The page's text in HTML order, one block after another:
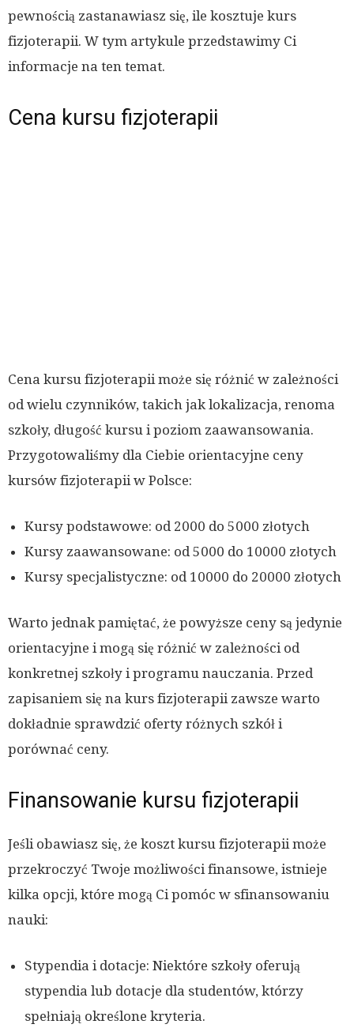
pewnością zastanawiasz się, ile kosztuje kurs
fizjoterapii. W tym artykule przedstawimy Ci
informacje na ten temat.
Cena kursu fizjoterapii
Cena kursu fizjoterapii może się różnić w zależności
od wielu czynników, takich jak lokalizacja, renoma
szkoły, długość kursu i poziom zaawansowania.
Przygotowaliśmy dla Ciebie orientacyjne ceny
kursów fizjoterapii w Polsce:
Kursy podstawowe: od 2000 do 5000 złotych
Kursy zaawansowane: od 5000 do 10000 złotych
Kursy specjalistyczne: od 10000 do 20000 złotych
Warto jednak pamiętać, że powyższe ceny są jedynie
orientacyjne i mogą się różnić w zależności od
konkretnej szkoły i programu nauczania. Przed
zapisaniem się na kurs fizjoterapii zawsze warto
dokładnie sprawdzić oferty różnych szkół i
porównać ceny.
Finansowanie kursu fizjoterapii
Jeśli obawiasz się, że koszt kursu fizjoterapii może
przekroczyć Twoje możliwości finansowe, istnieje
kilka opcji, które mogą Ci pomóc w sfinansowaniu
nauki:
Stypendia i dotacje: Niektóre szkoły oferują
stypendia lub dotacje dla studentów, którzy
spełniają określone kryteria.